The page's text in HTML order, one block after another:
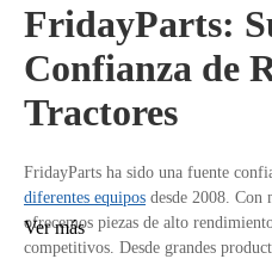
FridayParts:
Confianza de
Tractores
FridayParts ha sido una fuente
diferentes equipos desde 2008. Con
ofrecemos piezas de alto
competitivos. Desde grandes
Ver más